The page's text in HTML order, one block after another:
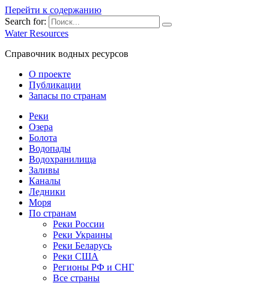
Перейти к содержанию
Search for:
Water Resources
Справочник водных ресурсов
О проекте
Публикации
Запасы по странам
Реки
Озера
Болота
Водопады
Водохранилища
Заливы
Каналы
Ледники
Моря
По странам
Реки России
Реки Украины
Реки Беларусь
Реки США
Регионы РФ и СНГ
Все страны